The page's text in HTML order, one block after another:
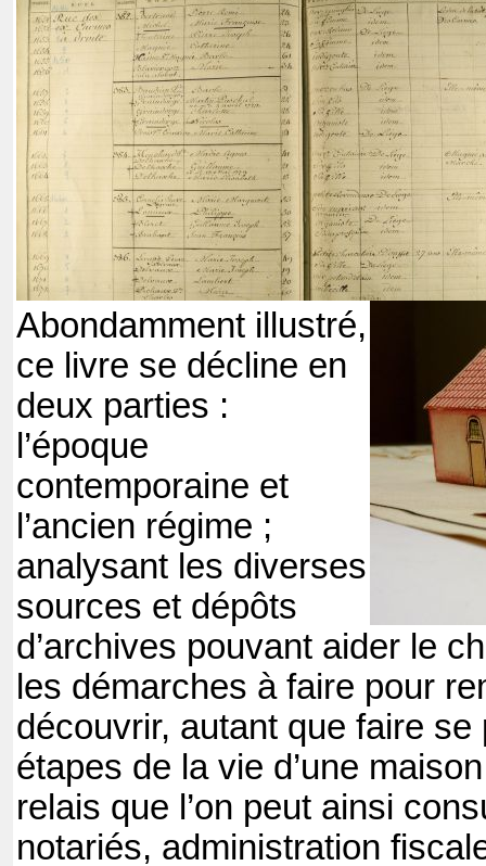
Abondamment illustré,
ce livre se décline en
deux parties :
l’époque
contemporaine et
l’ancien régime ;
analysant les diverses
sources et dépôts
d’archives pouvant aider le
les démarches à faire pour
découvrir, autant que faire
étapes de la vie d’une
relais que l’on peut ainsi
notariés, administration